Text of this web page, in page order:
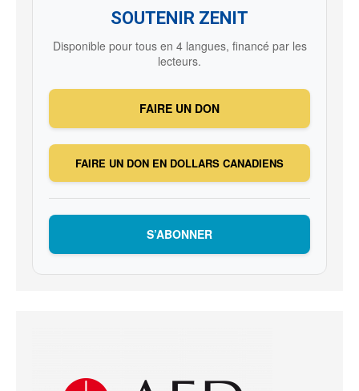
SOUTENIR ZENIT
Disponible pour tous en 4 langues, financé par les
lecteurs.
FAIRE UN DON
FAIRE UN DON EN DOLLARS CANADIENS
S’ABONNER